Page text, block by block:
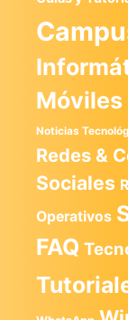
Móviles
Noticias
Redes &
Sociales
Operativos
FAQ